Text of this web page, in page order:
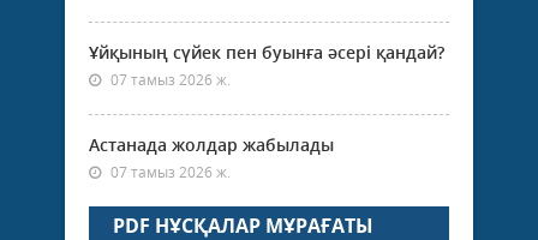
Ұйқының сүйек пен буынға әсері қандай?
07 тамыз 2026 ж.
Астанада жолдар жабылады
07 тамыз 2026 ж.
PDF НҰСҚАЛАР МҰРАҒАТЫ